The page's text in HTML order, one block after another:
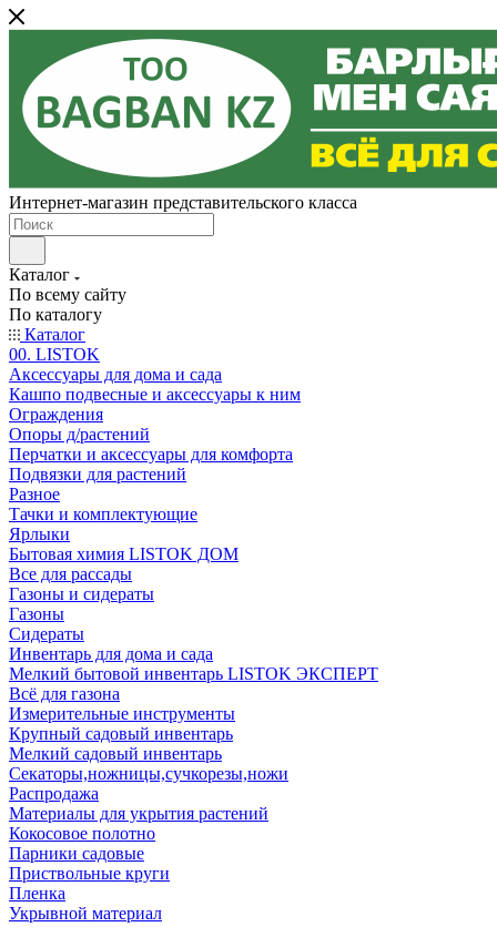
Интернет-магазин представительского класса
Каталог
По всему сайту
По каталогу
Каталог
00. LISTOK
Аксессуары для дома и сада
Кашпо подвесные и аксессуары к ним
Ограждения
Опоры д/растений
Перчатки и аксессуары для комфорта
Подвязки для растений
Разное
Тачки и комплектующие
Ярлыки
Бытовая химия LISTOK ДОМ
Все для рассады
Газоны и сидераты
Газоны
Сидераты
Инвентарь для дома и сада
Мелкий бытовой инвентарь LISTOK ЭКСПЕРТ
Всё для газона
Измерительные инструменты
Крупный садовый инвентарь
Мелкий садовый инвентарь
Секаторы,ножницы,сучкорезы,ножи
Распродажа
Материалы для укрытия растений
Кокосовое полотно
Парники садовые
Приствольные круги
Пленка
Укрывной материал